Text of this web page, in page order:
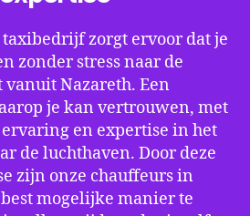
zorgt ervoor dat je
zonder stress naar de
Nazareth. Een
je kan vertrouwen, met
en expertise in het
de luchthaven. Door deze
zijn onze chauffeurs in
mogelijke manier te